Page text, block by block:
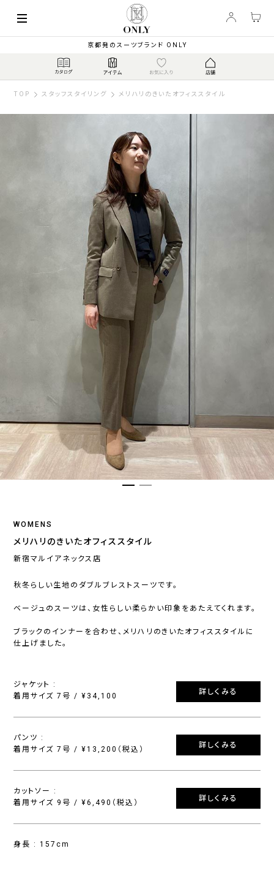
京都発のスーツブランド ONLY
TOP スタッフスタイリング メリハリのきいたオフィススタイル
WOMENS
メリハリのきいたオフィススタイル
新宿マルイアネックス店
秋冬らしい生地のダブルブレストスーツです。
ベージュのスーツは、女性らしい柔らかい印象をあたえてくれます。
ブラックのインナーを合わせ、メリハリのきいたオフィススタイルに
仕上げました。
ジャケット :
着用サイズ 7号 / ¥34,100
詳しくみる
パンツ :
着用サイズ 7号 / ¥13,200（税込）
詳しくみる
カットソー :
着用サイズ 9号 / ¥6,490（税込）
詳しくみる
身長 : 157cm